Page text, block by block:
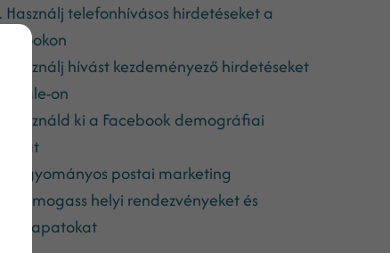
Használj telefonhívásos hirdetéseket a
7. Használj hívást kezdeményező hirdetéseket
Google-on
8. Használd ki a Facebook demográfiai
9. Hagyományos postai marketing
10. Támogass helyi rendezvényeket és